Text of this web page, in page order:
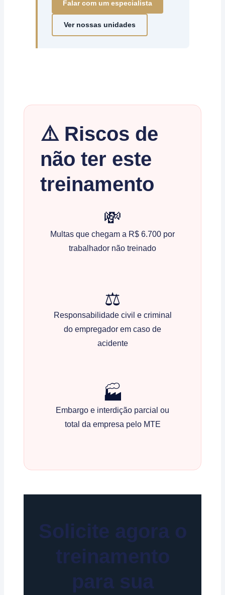
Falar com um especialista
Ver nossas unidades
⚠️ Riscos de
não ter este
treinamento
💸
Multas que chegam a R$ 6.700 por
trabalhador não treinado
⚖️
Responsabilidade civil e criminal
do empregador em caso de
acidente
🏭
Embargo e interdição parcial ou
total da empresa pelo MTE
Solicite agora o
treinamento
para sua